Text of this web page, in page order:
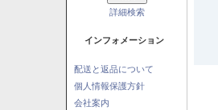
詳細検索
インフォメーション
配送と返品について
個人情報保護方針
会社案内